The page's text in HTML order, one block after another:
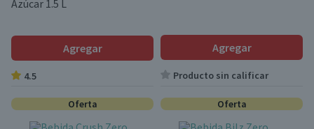
Azúcar 1.5 L
Agregar
4.5
Agregar
Producto sin calificar
Oferta Oferta